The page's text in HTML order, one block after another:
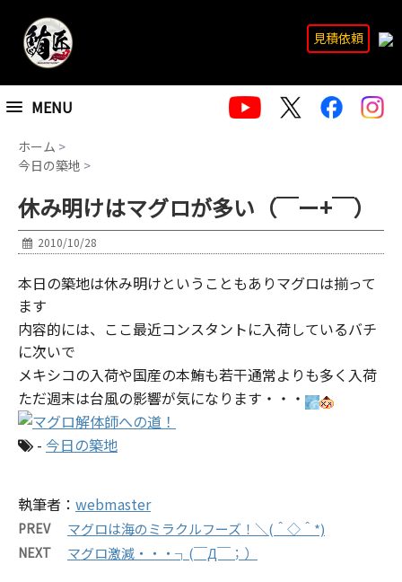
MENU
見積依頼
ホーム >
今日の築地 >
休み明けはマグロが多い（￣ー+￣）
2010/10/28
本日の築地は休み明けということもありマグロは揃って
ます
内容的には、ここ最近コンスタントに入荷しているバチ
に次いで
メキシコの入荷や国産の本鮪も若干通常よりも多く入荷
ただ週末は台風の影響が気になります・・・
- 今日の築地
執筆者： webmaster
PREV マグロは海のミラクルフーズ！＼(＾◇＾*)
NEXT マグロ激減・・・┐(￣Д￣；）